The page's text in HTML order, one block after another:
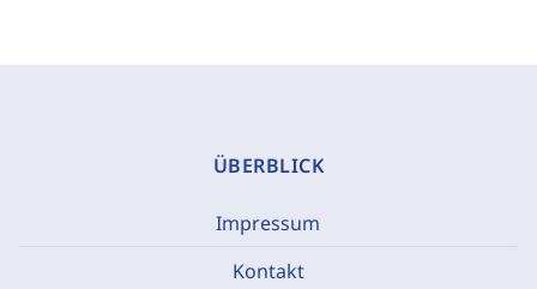
ÜBERBLICK
Impressum
Kontakt